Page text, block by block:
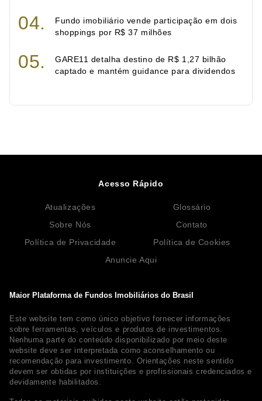
Fundo imobiliário vende participação em dois
shoppings por R$ 37 milhões
GARE11 detalha destino de R$ 1,27 bilhão
captado e mantém guidance para dividendos
Maior Plataforma de Fundos Imobiliários do Brasil
Este website tem como único objetivo fornecer informações
sobre ferramentas, veículos e produtos de investimentos.
Nenhuma parte do conteúdo disponibilizado por meio deste
website deve ser interpretada como aconselhamento ou
recomendação para investimento. Orientações neste sentido
devem ser obtidas por instituições e profissionais credenciados e
devidamente habilitados.
Acesso Rápido
Atualizações
Glossário
Sobre Nós
Contato
Política de Privacidade
Política de Cookies
Anuncie Aqui